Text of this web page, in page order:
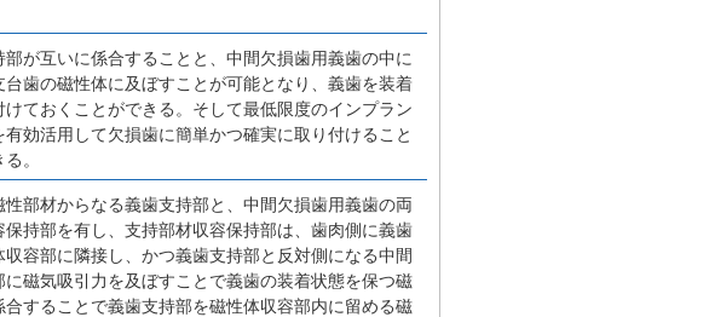
が互いに係合することと、中間欠損歯用義歯の中に
歯の磁性体に及ぼすことが可能となり、義歯を装着
ておくことができる。そして最低限度のインプラン
効活用して欠損歯に簡単かつ確実に取り付けること
。
部材からなる義歯支持部と、中間欠損歯用義歯の両
持部を有し、支持部材収容保持部は、歯肉側に義歯
容部に隣接し、かつ義歯支持部と反対側になる中間
磁気吸引力を及ぼすことで義歯の装着状態を保つ磁
することで義歯支持部を磁性体収容部内に留める磁